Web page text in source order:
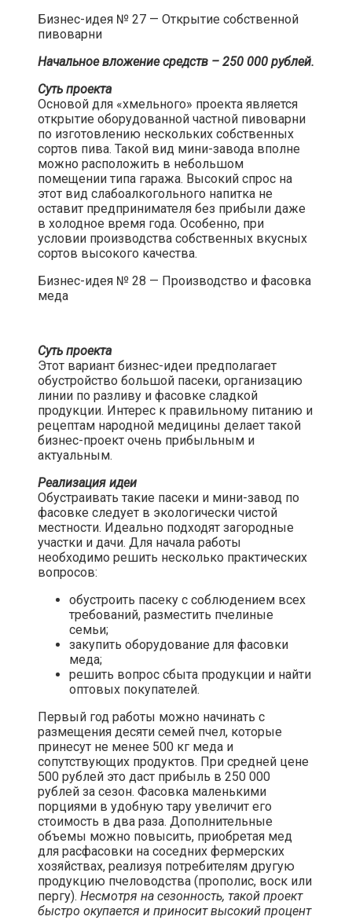
Бизнес-идея № 27 — Открытие собственной
пивоварни​
Начальное вложение средств – 250 000 рублей.
Суть проекта
Основой для «хмельного» проекта является
открытие оборудованной частной пивоварни
по изготовлению нескольких собственных
сортов пива. Такой вид мини-завода вполне
можно расположить в небольшом
помещении типа гаража. Высокий спрос на
этот вид слабоалкогольного напитка не
оставит предпринимателя без прибыли даже
в холодное время года. Особенно, при
условии производства собственных вкусных
сортов высокого качества.​
Бизнес-идея № 28 — Производство и фасовка
меда​
Суть проекта
Этот вариант бизнес-идеи предполагает
обустройство большой пасеки, организацию
линии по разливу и фасовке сладкой
продукции. Интерес к правильному питанию и
рецептам народной медицины делает такой
бизнес-проект очень прибыльным и
актуальным.​
Реализация идеи
Обустраивать такие пасеки и мини-завод по
фасовке следует в экологически чистой
местности. Идеально подходят загородные
участки и дачи. Для начала работы
необходимо решить несколько практических
вопросов:
обустроить пасеку с соблюдением всех
требований, разместить пчелиные
семьи;
закупить оборудование для фасовки
меда;
решить вопрос сбыта продукции и найти
оптовых покупателей.
Первый год работы можно начинать с
размещения десяти семей пчел, которые
принесут не менее 500 кг меда и
сопутствующих продуктов. При средней цене
500 рублей это даст прибыль в 250 000
рублей за сезон. Фасовка маленькими
порциями в удобную тару увеличит его
стоимость в два раза. Дополнительные
объемы можно повысить, приобретая мед
для расфасовки на соседних фермерских
хозяйствах, реализуя потребителям другую
продукцию пчеловодства (прополис, воск или
пергу). Несмотря на сезонность, такой проект
быстро окупается и приносит высокий процент